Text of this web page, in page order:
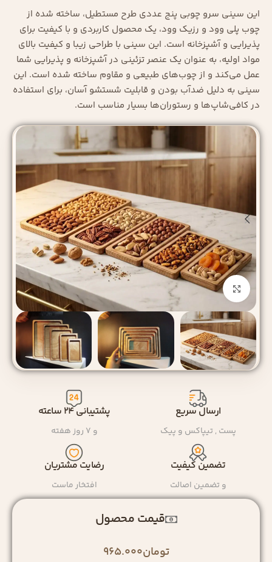
این سینی سرو چوبی پنج عددی طرح مستطیل، ساخته شده از
چوب پلی وود و رزیک وود، یک محصول کاربردی و با کیفیت برای
پذیرایی و آشپزخانه است. این سینی با طراحی زیبا و کیفیت بالای
مواد اولیه، به عنوان یک عنصر تزئینی در آشپزخانه و پذیرایی شما
عمل می‌کند و از چوب‌های طبیعی و مقاوم ساخته شده است. این
سینی به دلیل ضدآب بودن و قابلیت شستشو آسان، برای استفاده
در کافی‌شاپ‌ها و رستوران‌ها بسیار مناسب است.
بزرگنمایی تصویر
ارسال سریع
پست , تیپاکس و پیک
پشتیبانی ۲۴ ساعته
و ۷ روز هفته
تضمین کیفیت
و تضمین اصالت
رضایت مشتریان
افتخار ماست
قیمت محصول
تومان965.000